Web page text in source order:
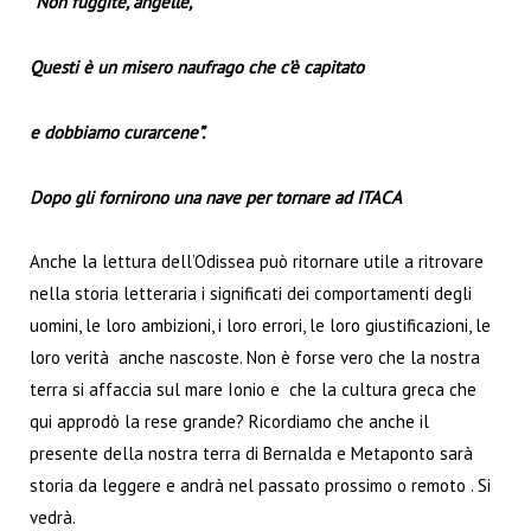
Questi è un misero naufrago che c’è capitato
e dobbiamo curarcene”.
Dopo gli fornirono una nave per tornare ad ITACA
Anche la lettura dell’Odissea può ritornare utile a ritrovare
nella storia letteraria i significati dei comportamenti degli
uomini, le loro ambizioni, i loro errori, le loro giustificazioni, le
loro verità anche nascoste. Non è forse vero che la nostra
terra si affaccia sul mare Ionio e che la cultura greca che
qui approdò la rese grande? Ricordiamo che anche il
presente della nostra terra di Bernalda e Metaponto sarà
storia da leggere e andrà nel passato prossimo o remoto . Si
vedrà.